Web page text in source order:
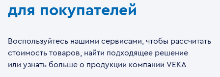
для покупателей
Воспользуйтесь нашими сервисами, чтобы рассчитать
стоимость товаров, найти подходящее решение
или узнать больше о продукции компании VEKA